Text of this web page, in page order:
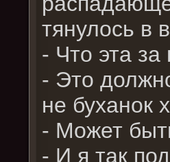
тянулось в
- Что эта
- Это
не буханок
- Может
- И я так